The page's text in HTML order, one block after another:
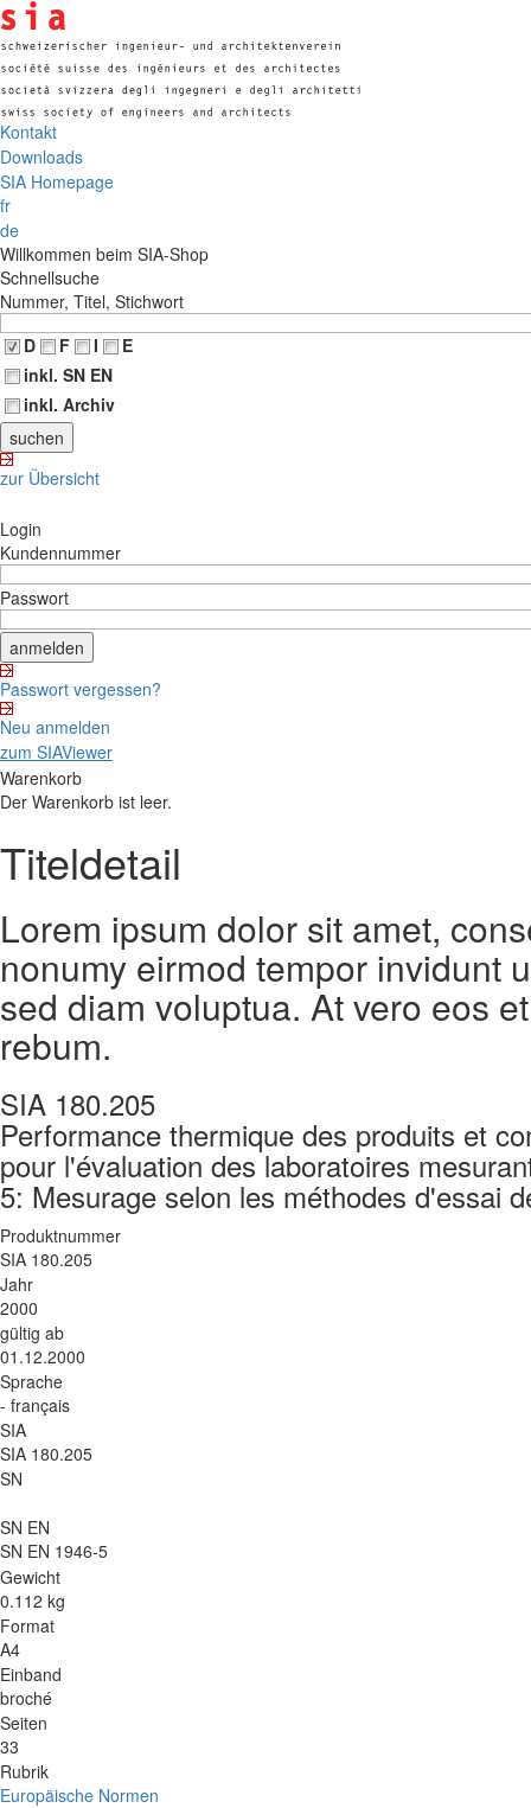
Kontakt
Downloads
SIA Homepage
fr
de
Willkommen beim SIA-Shop
Schnellsuche
Nummer, Titel, Stichwort
D
F I
E
inkl. SN EN
inkl. Archiv
zur Übersicht
Login
Kundennummer
Passwort
Passwort vergessen?
Neu anmelden
zum SIAViewer
Warenkorb
Der Warenkorb ist leer.
Titeldetail
Lorem ipsum dolor sit amet,
nonumy eirmod tempor invidunt
sed diam voluptua. At vero eos
rebum.
SIA 180.205
Performance thermique des produits et
pour l'évaluation des laboratoires
5: Mesurage selon les méthodes d'essai
Produktnummer
SIA 180.205
Jahr
2000
gültig ab
01.12.2000
Sprache
- français
SIA
SIA 180.205
SN
SN EN
SN EN 1946-5
Gewicht
0.112 kg
Format
A4
Einband
broché
Seiten
33
Rubrik
Europäische Normen